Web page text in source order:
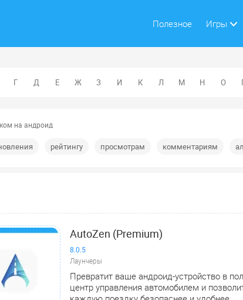
Полезное Игры
Г Д Е Ж З И К Л М Н О
на андроид
рейтингу просмотрам комментариям
AutoZen (Premium)
8.0.5
Лаунчеры
Превратит ваше андроид-устройство в
центр управления автомобилем и